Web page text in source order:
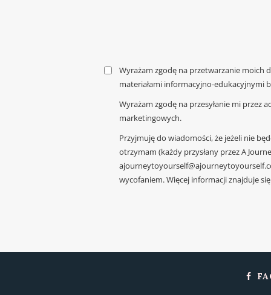
Wyrażam zgodę na przetwarzanie moich
materiałami informacyjno-edukacyjnymi
Wyrażam zgodę na przesyłanie mi
marketingowych.
Przyjmuję do wiadomości, że jeżeli nie
otrzymam (każdy przysłany przez A
wycofaniem. Więcej informacji znajduje